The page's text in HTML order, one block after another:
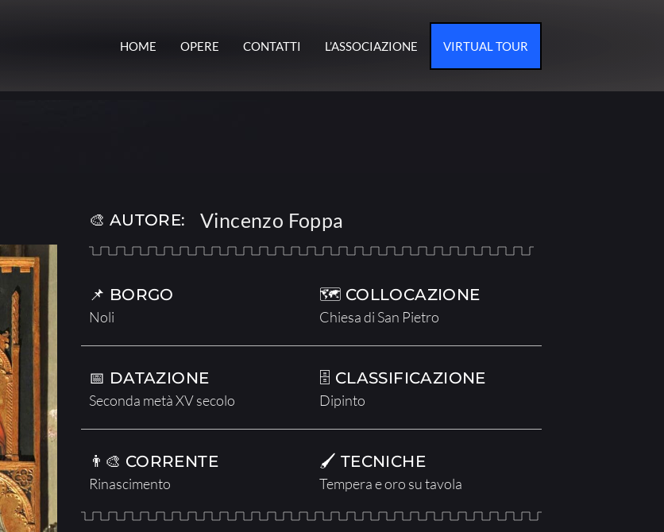
HOME OPERE CONTATTI L’ASSOCIAZIONE VIRTUAL TOUR
🎨 AUTORE: Vincenzo Foppa
📌 BORGO
Noli
🗺 COLLOCAZIONE
Chiesa di San Pietro
📅 DATAZIONE
Seconda metà XV secolo
🗄 CLASSIFICAZIONE
Dipinto
👨‍🎨 CORRENTE
Rinascimento
🖌 TECNICHE
Tempera e oro su tavola